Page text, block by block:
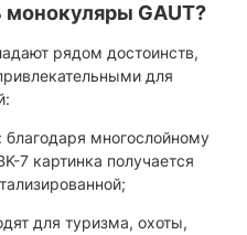
GAUT?
рядом достоинств,
для
: благодаря многослойному
7 картинка получается
для туризма, охоты,